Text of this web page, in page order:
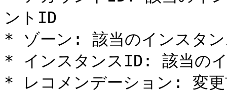
ントID
* ゾーン: 該当のインスタン
* インスタンスID: 該当の
* レコメンデーション: 変更